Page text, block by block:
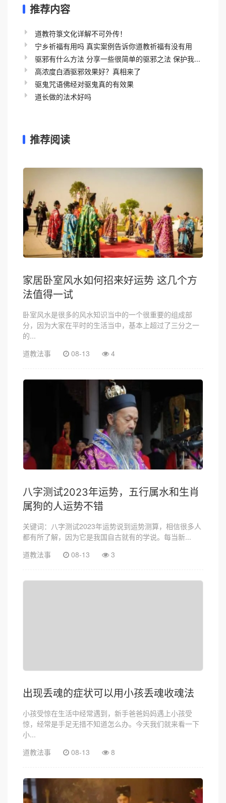
推荐内容
道教符箓文化详解不可外传！
宁乡祈福有用吗 真实案例告诉你道教祈福有没有用
驱邪有什么方法 分享一些很简单的驱邪之法 保护我...
高浓度白酒驱邪效果好？真相来了
驱鬼咒语佛经对驱鬼真的有效果
道长做的法术好吗
推荐阅读
家居卧室风水如何招来好运势 这几个方
法值得一试
卧室风水是很多的风水知识当中的一个很重要的组成部
分，因为大家在平时的生活当中，基本上超过了三分之一
的...
道教法事
08-13 4
八字测试2023年运势，五行属水和生肖
属狗的人运势不错
关键词：八字测试2023年运势说到运势测算，相信很多人
都有所了解，因为它是我国自古就有的学说。每当新...
道教法事
08-13 3
出现丢魂的症状可以用小孩丢魂收魂法
小孩受惊在生活中经常遇到，新手爸爸妈妈遇上小孩受
惊，经常是手足无措不知道怎么办。今天我们就来看一下
小...
道教法事
08-13 8